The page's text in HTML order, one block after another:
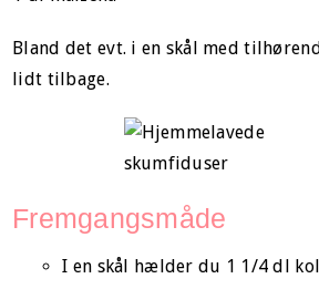
Bland det evt. i en skål med
lidt tilbage.
Fremgangsmåde
I en skål hælder du 1 1/4 dl